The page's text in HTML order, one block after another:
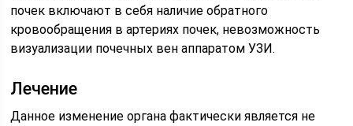
почек включают в себя наличие обратного
кровообращения в артериях почек, невозможность
визуализации почечных вен аппаратом УЗИ.
Лечение
Данное изменение органа фактически является не